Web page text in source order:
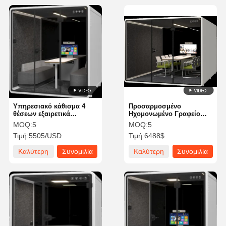
Προσαρμοσμένο
Ηχομονωμένο Γραφείο
Φλούδα Ρυθμιζόμενο με
Κομψό Σχεδιασμό
MOQ:5
Τιμή:6488$
Καλύτερη
Συνομιλία
Υπηρεσιακό κάθισμα 4
θέσεων εξαιρετικά
μεγάλου μεγέθους
ηχομόνωση
MOQ:5
Τιμή:5505/USD
Καλύτερη
Συνομιλία